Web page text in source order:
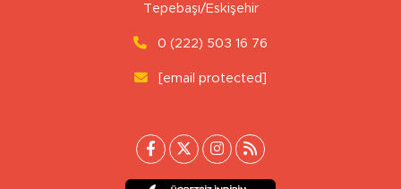
Tepebaşı/Eskişehir
0 (222) 503 16 76
[email protected]